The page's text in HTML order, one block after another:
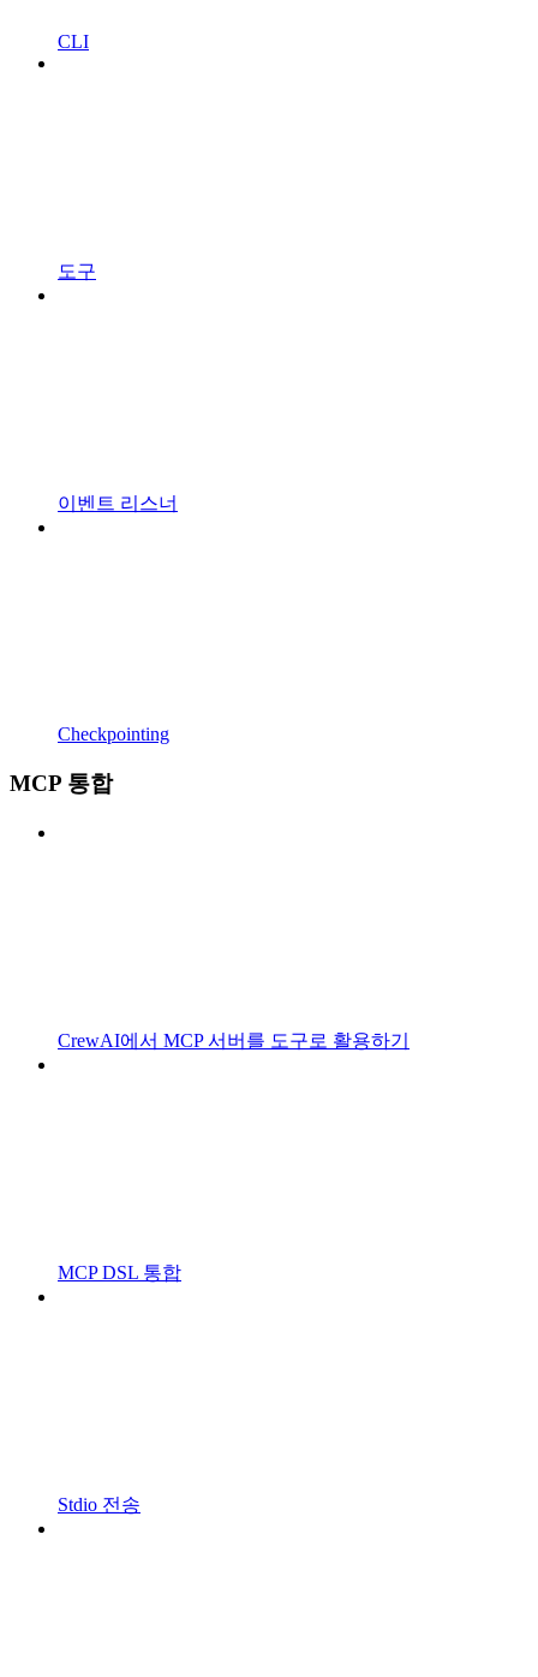
CLI
도구
이벤트 리스너
Checkpointing
MCP 통합
CrewAI에서 MCP 서버를 도구로 활용하기
MCP DSL 통합
Stdio 전송